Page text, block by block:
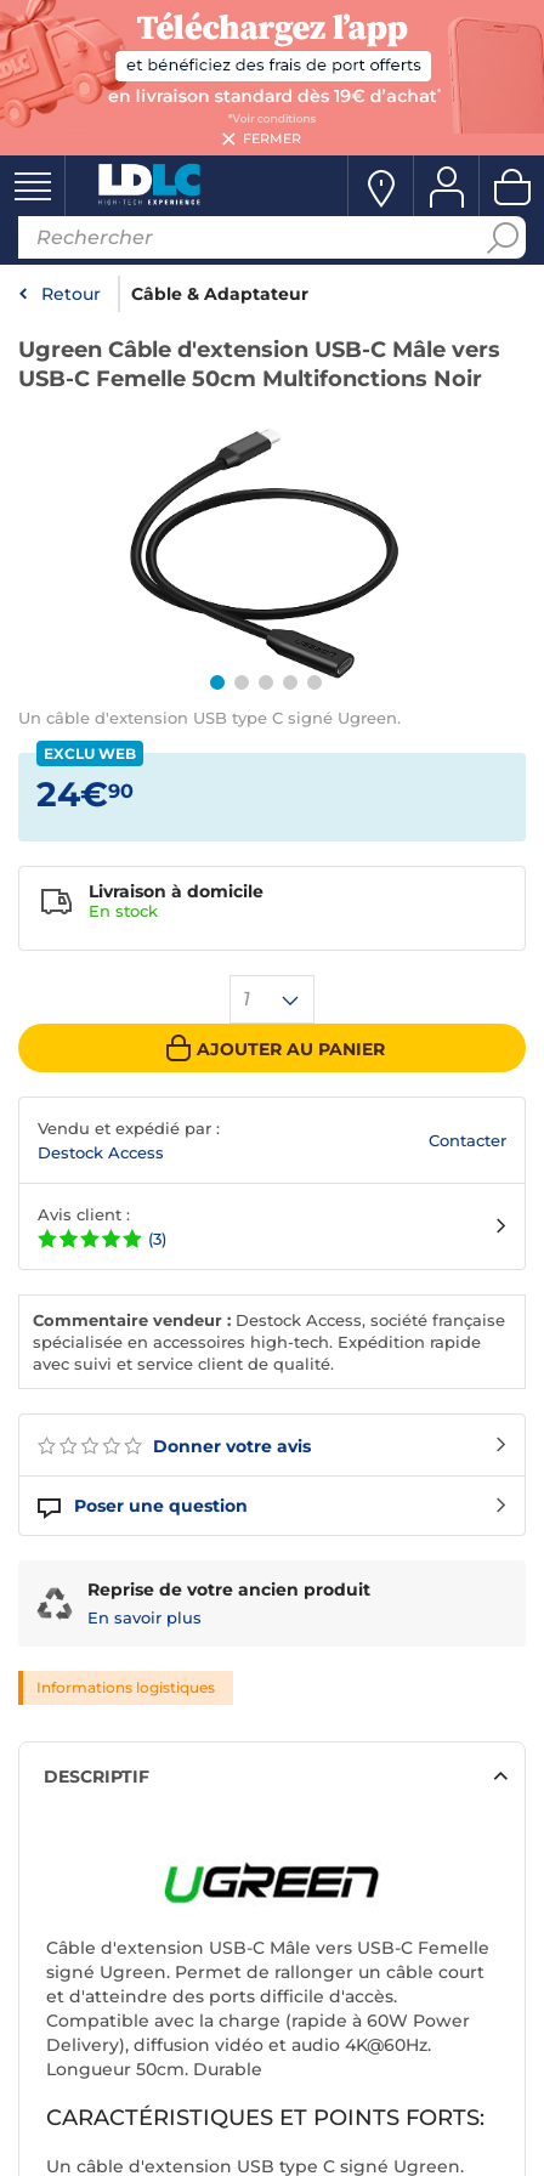
FERMER
Retour Câble & Adaptateur
Ugreen Câble d'extension USB-C Mâle vers
USB-C Femelle 50cm Multifonctions Noir
Un câble d'extension USB type C signé Ugreen.
Donner votre avis
Poser une question
EXCLU WEB
24€90
1
AJOUTER AU PANIER
Livraison à domicile
En stock
Vendu et expédié par :
Destock Access
Contacter
Avis client :
(3)
Commentaire vendeur : Destock Access, société française
spécialisée en accessoires high-tech. Expédition rapide
avec suivi et service client de qualité.
Reprise de votre ancien produit
En savoir plus
Informations logistiques
DESCRIPTIF
Câble d'extension USB-C Mâle vers USB-C Femelle
signé Ugreen. Permet de rallonger un câble court
et d'atteindre des ports difficile d'accès.
Compatible avec la charge (rapide à 60W Power
Delivery), diffusion vidéo et audio 4K@60Hz.
Longueur 50cm. Durable
CARACTÉRISTIQUES ET POINTS FORTS:
Un câble d'extension USB type C signé Ugreen.